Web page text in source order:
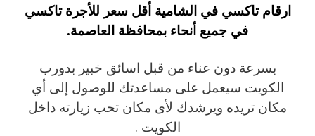
ارقام تاكسي في الشامية أقل سعر للأجرة تاكسي
في جميع أنحاء بمحافظة العاصمة.
بسرعة دون عناء من قبل اسائق خبير بدورب
الكويت سيعمل على مساعدتك للوصول إلى أي
مكان تريده ويرشدك لأى مكان تحب زيارته داخل
الكويت .